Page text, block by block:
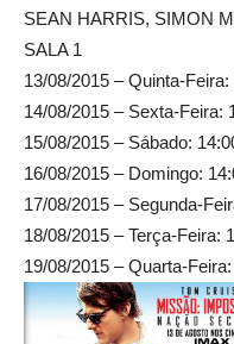
SEAN HARRIS, SIMON
SALA 1
13/08/2015 – Quinta-
14/08/2015 – Sexta-Feira:
15/08/2015 – Sábado:
16/08/2015 – Domingo:
17/08/2015 – Segunda-
18/08/2015 – Terça-Feira:
19/08/2015 – Quarta-